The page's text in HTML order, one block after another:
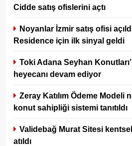
Cidde satış ofislerini açtı
Noyanlar İzmir satış ofisi
Residence için ilk sinyal geldi
Toki Adana Seyhan
heyecanı devam ediyor
Zeray Katılım Ödeme Modeli
konut sahipliği sistemi tanıtıldı
Validebağ Murat Sitesi
atıldı